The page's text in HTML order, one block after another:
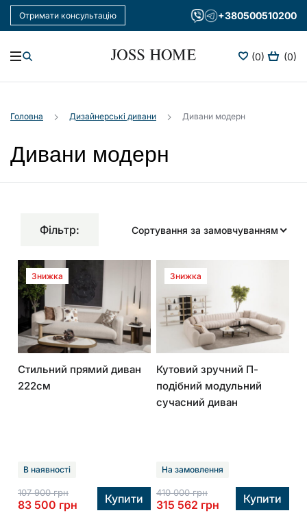
Отримати консультацію +380500510200
(0) (0)
Увійдіть в
кабінет
Щодня:
19:00
Передзвоніть
мені
Магазини
на мапі
Столи
Головна Дизайнерські дивани Дивани модерн
Дивани модерн
Фільтр: Сортування за замовчуванням
Знижка
Стильний прямий диван
222см
В наявності
107 900грн
83 500 грн Купити
Знижка
Кутовий зручний П-
подібний модульний
сучасний диван
На замовлення
410 000грн
315 562 грн Купити